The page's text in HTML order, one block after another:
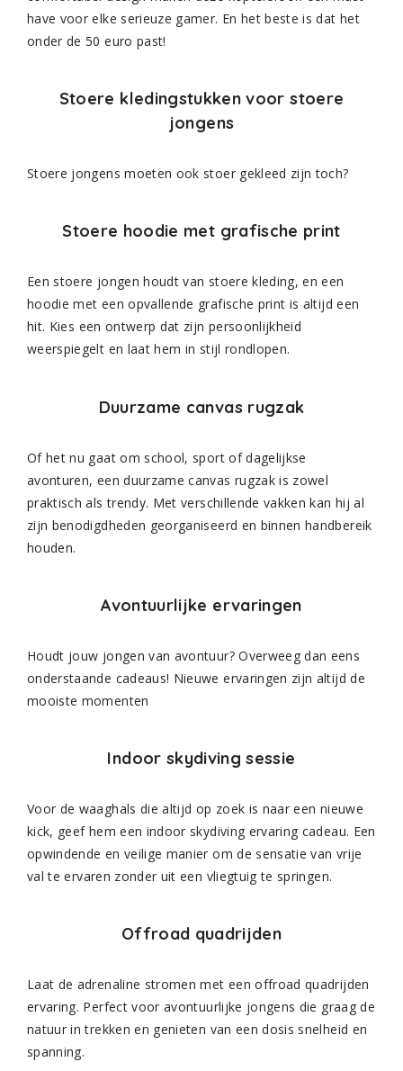
have voor elke serieuze gamer. En het beste is dat het
onder de 50 euro past!
Stoere kledingstukken voor stoere
jongens
Stoere jongens moeten ook stoer gekleed zijn toch?
Stoere hoodie met grafische print
Een stoere jongen houdt van stoere kleding, en een
hoodie met een opvallende grafische print is altijd een
hit. Kies een ontwerp dat zijn persoonlijkheid
weerspiegelt en laat hem in stijl rondlopen.
Duurzame canvas rugzak
Of het nu gaat om school, sport of dagelijkse
avonturen, een duurzame canvas rugzak is zowel
praktisch als trendy. Met verschillende vakken kan hij al
zijn benodigdheden georganiseerd en binnen handbereik
houden.
Avontuurlijke ervaringen
Houdt jouw jongen van avontuur? Overweeg dan eens
onderstaande cadeaus! Nieuwe ervaringen zijn altijd de
mooiste momenten
Indoor skydiving sessie
Voor de waaghals die altijd op zoek is naar een nieuwe
kick, geef hem een indoor skydiving ervaring cadeau. Een
opwindende en veilige manier om de sensatie van vrije
val te ervaren zonder uit een vliegtuig te springen.
Offroad quadrijden
Laat de adrenaline stromen met een offroad quadrijden
ervaring. Perfect voor avontuurlijke jongens die graag de
natuur in trekken en genieten van een dosis snelheid en
spanning.